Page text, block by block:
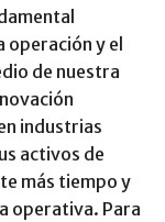
operación y el
de nuestra
industrias
activos de
más tiempo y
operativa. Para